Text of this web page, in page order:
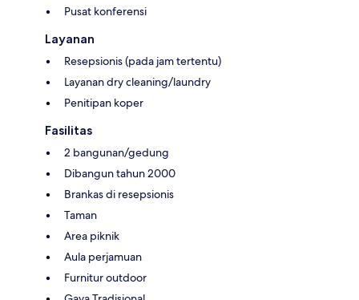
Pusat konferensi
Layanan
Resepsionis (pada jam tertentu)
Layanan dry cleaning/laundry
Penitipan koper
Fasilitas
2 bangunan/gedung
Dibangun tahun 2000
Brankas di resepsionis
Taman
Area piknik
Aula perjamuan
Furnitur outdoor